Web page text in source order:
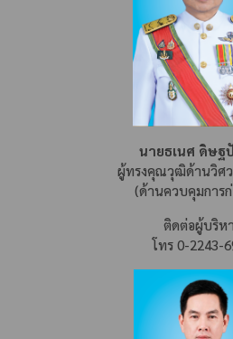
นายธเนศ ดิษ
ผู้ทรงคุณวุฒิด้านวิศว
(ด้านควบคุมการก่
ติดต่อผู้บริห
โทร 0-2243-